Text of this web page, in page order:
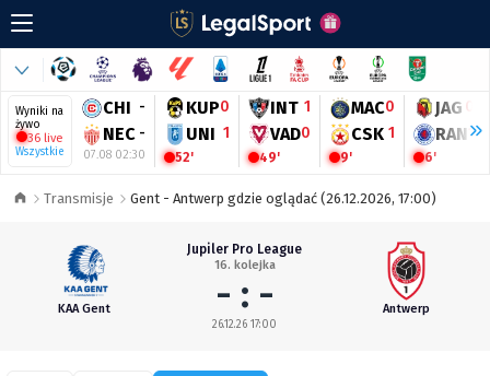
Wyniki na
żywo
36 live
Wszystkie
CHI -
NEC -
07.08 02:30
KUP0
UNI 1
52'
INT 1
VAD0
49'
MAC0
CSK 1
9'
JAG 0
RAN 1
6'
Transmisje Gent - Antwerp gdzie oglądać (26.12.2026, 17:00)
KAA Gent
Jupiler Pro League
16. kolejka
- : -
26.12.26 17:00
Antwerp